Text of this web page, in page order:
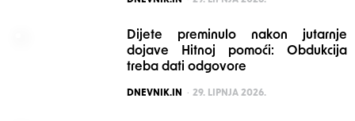
Dijete preminulo nakon jutarnje
dojave Hitnoj pomoći: Obdukcija
treba dati odgovore
POSTED
DNEVNIK.IN 29. LIPNJA 2026.